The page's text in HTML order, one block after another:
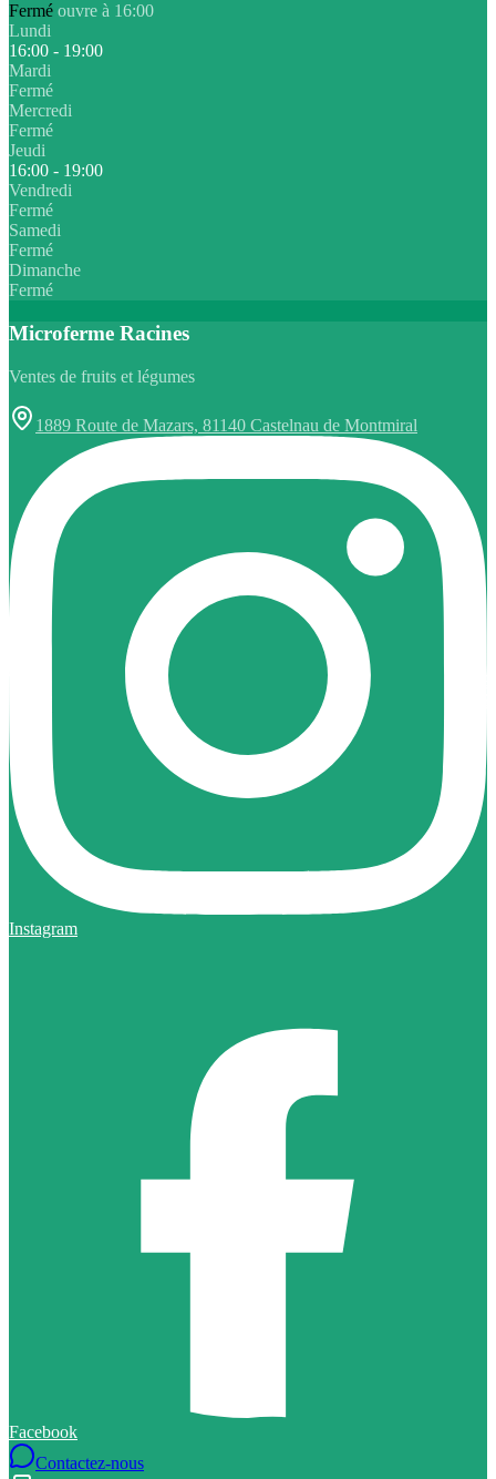
Fermé ouvre à 16:00
Lundi
16:00 - 19:00
Mardi
Fermé
Mercredi
Fermé
Jeudi
16:00 - 19:00
Vendredi
Fermé
Samedi
Fermé
Dimanche
Fermé
Microferme Racines
Ventes de fruits et légumes
1889 Route de Mazars, 81140 Castelnau de Montmiral
Instagram
Facebook
Contactez-nous